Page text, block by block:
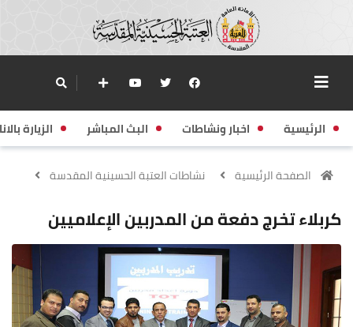
الرئيسية اخبار ونشاطات البث المباشر الزيارة
الصفحة الرئيسية نشاطات العتبة الحسينية المقدسة
كربلاء تخرج دفعة من المدربين الإعلاميين